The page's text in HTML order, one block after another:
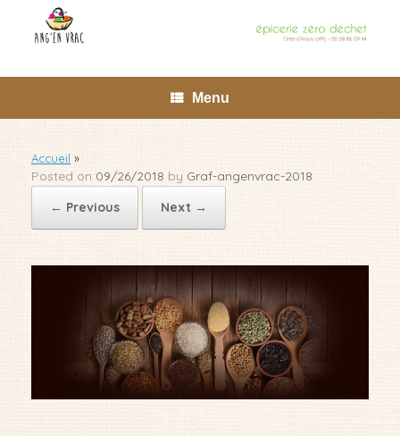
content
Menu
Accueil »
Posted on 09/26/2018 by Graf-angenvrac-2018
← Previous
Next →